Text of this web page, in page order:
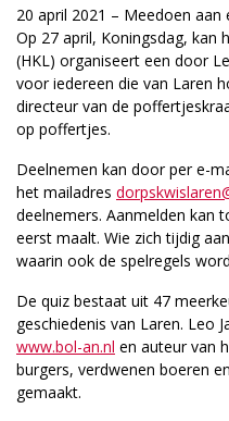
20 april 2021 – Meedoen aan
Op 27 april, Koningsdag, kan
(HKL) organiseert een door
voor iedereen die van Laren
directeur van de
op poffertjes.
Deelnemen kan door per e-
het mailadres
deelnemers. Aanmelden kan
eerst maalt. Wie zich tijdig
waarin ook de spelregels
De quiz bestaat uit 47
geschiedenis van Laren. Leo
www.bol-an.nl en auteur van
burgers, verdwenen boeren
gemaakt.